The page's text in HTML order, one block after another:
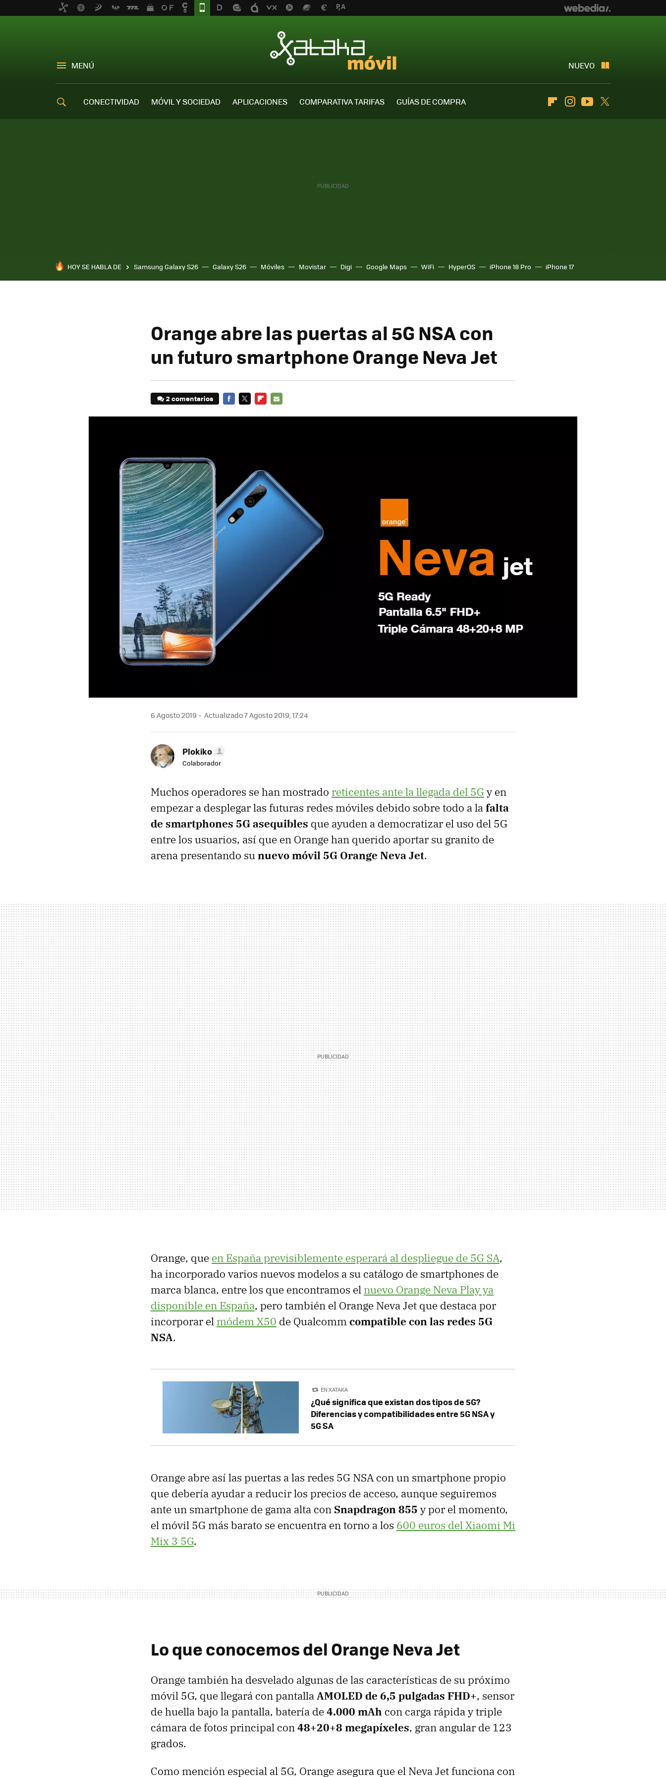
MENÚ NUEVO
CONECTIVIDAD MÓVIL Y SOCIEDAD APLICACIONES COMPARATIVA TARIFAS
GUÍAS DE COMPRA
FlipboardInstagramYoutube
HOY SE HABLA DE Samsung Galaxy S26 Galaxy S26 Móviles Movistar Digi Google Maps WiFi HyperOS iPhone 18 Pro iPhone 17
Orange abre las puertas al 5G NSA con
un futuro smartphone Orange Neva Jet
2 comentarios
6 Agosto 2019 Actualizado 7 Agosto 2019, 17:24
Plokiko
Colaborador
Muchos operadores se han mostrado reticentes ante la llegada del 5Gy en
empezar a desplegar las futuras redes móviles debido sobre todo a lafalta
de smartphones 5G asequibles que ayuden a democratizar el uso del 5G
entre los usuarios, así que en Orange han querido aportar su granito de
arena presentando sunuevo móvil 5G Orange Neva Jet.
Orange, que en España previsiblemente esperará al despliegue de 5G SA,
ha incorporado varios nuevos modelos a su catálogo de smartphones de
marca blanca, entre los que encontramos el nuevo Orange Neva Play ya
disponible en España, pero también el Orange Neva Jet que destaca por
incorporar el módem X50 de Qualcommcompatible con las redes 5G
NSA.
EN XATAKA
¿Qué significa que existan dos tipos de 5G?
Diferencias y compatibilidades entre 5G NSA y
5G SA
Orange abre así las puertas a las redes 5G NSA con un smartphone propio
que debería ayudar a reducir los precios de acceso, aunque seguiremos
ante un smartphone de gama alta con Snapdragon 855 y por el momento,
el móvil 5G más barato se encuentra en torno a los 600 euros del Xiaomi Mi
Mix 3 5G.
Lo que conocemos del Orange Neva Jet
Orange también ha desvelado algunas de las características de su próximo
móvil 5G, que llegará con pantallaAMOLED de 6,5 pulgadas FHD+, sensor
de huella bajo la pantalla, batería de4.000 mAh con carga rápida y triple
cámara de fotos principal con48+20+8 megapíxeles, gran angular de 123
grados.
Como mención especial al 5G, Orange asegura que el Neva Jet funciona con